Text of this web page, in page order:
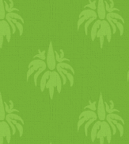
port: az
a
és az